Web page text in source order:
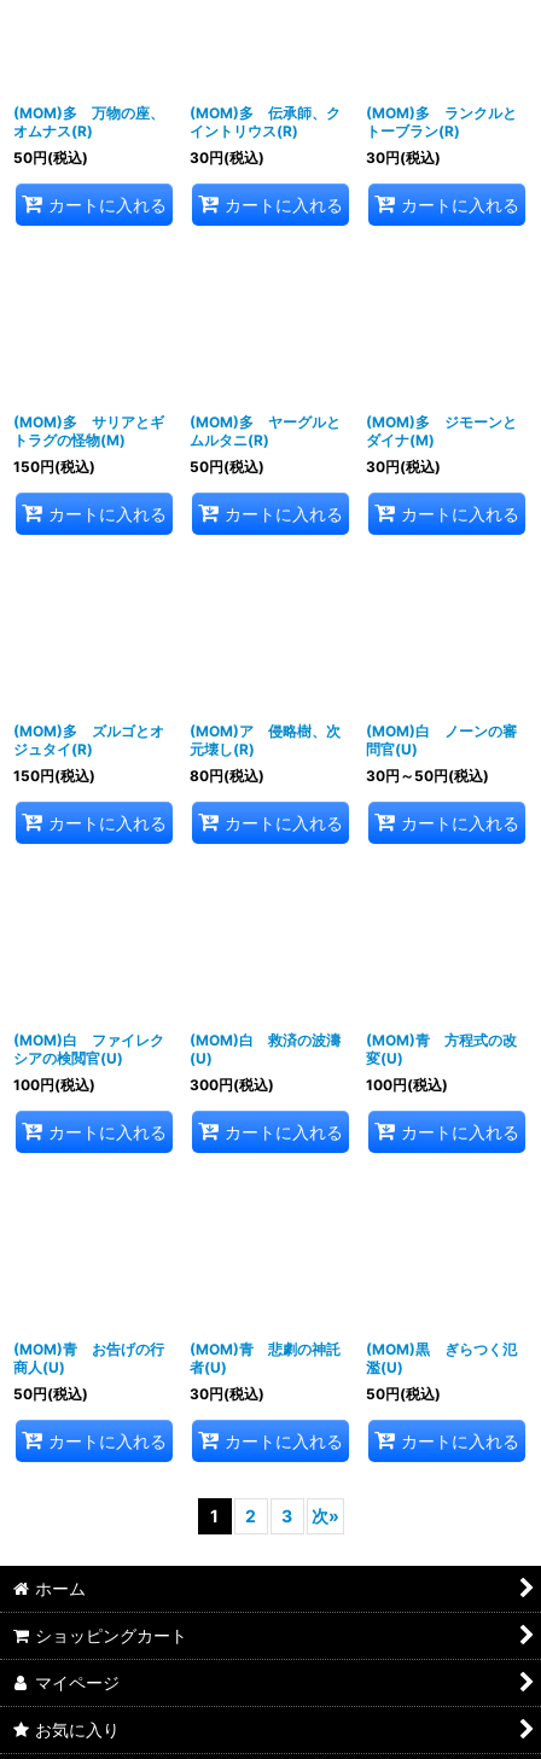
(MOM)多 万物の座、
オムナス(R)
50円(税込)
カートに入れる
(MOM)多 伝承師、ク
イントリウス(R)
30円(税込)
カートに入れる
(MOM)多 ランクルと
トーブラン(R)
30円(税込)
カートに入れる
(MOM)多 サリアとギ
トラグの怪物(M)
150円(税込)
カートに入れる
(MOM)多 ヤーグルと
ムルタニ(R)
50円(税込)
カートに入れる
(MOM)多 ジモーンと
ダイナ(M)
30円(税込)
カートに入れる
(MOM)多 ズルゴとオ
ジュタイ(R)
150円(税込)
カートに入れる
(MOM)ア 侵略樹、次
元壊し(R)
80円(税込)
カートに入れる
(MOM)白 ノーンの審
問官(U)
30円 ～50円(税込)
カートに入れる
(MOM)白 ファイレク
シアの検閲官(U)
100円(税込)
カートに入れる
(MOM)白 救済の波濤
(U)
300円(税込)
カートに入れる
(MOM)青 方程式の改
変(U)
100円(税込)
カートに入れる
(MOM)青 お告げの行
商人(U)
50円(税込)
カートに入れる
(MOM)青 悲劇の神託
者(U)
30円(税込)
カートに入れる
(MOM)黒 ぎらつく氾
濫(U)
50円(税込)
カートに入れる
1 2 3 次»
ホーム
ショッピングカート
マイページ
お気に入り